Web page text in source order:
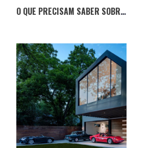
O QUE PRECISAM SABER SOBRE O SALÃO MOTORCLÁSSICO